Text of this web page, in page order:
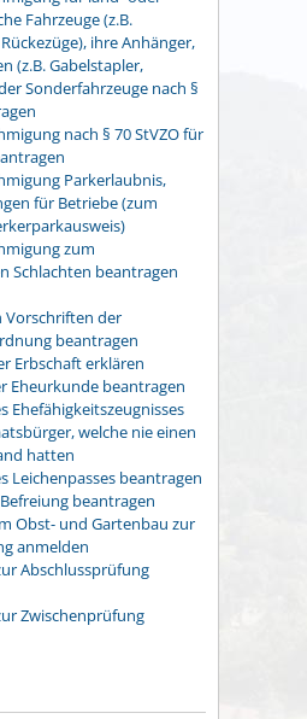
Fahrzeuge (z.B.
ihre Anhänger,
(z.B. Gabelstapler,
Sonderfahrzeuge nach §
nach § 70 StVZO für
Parkerlaubnis,
für Betriebe (zum
zum
Schlachten beantragen
Vorschriften der
beantragen
Erbschaft erklären
Eheurkunde beantragen
Ehefähigkeitszeugnisses
welche nie einen
hatten
Leichenpasses beantragen
beantragen
Obst- und Gartenbau zur
anmelden
Abschlussprüfung
Zwischenprüfung